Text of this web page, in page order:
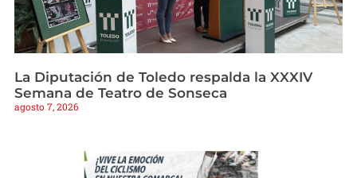
La Diputación de Toledo respalda la XXXIV
Semana de Teatro de Sonseca
agosto 7, 2026